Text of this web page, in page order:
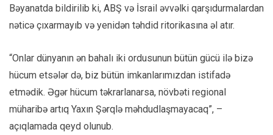
Bəyanatda bildirilib ki, ABŞ və İsrail əvvəlki qarşıdurmalardan
nəticə çıxarmayıb və yenidən təhdid ritorikasına əl atır.
“Onlar dünyanın ən bahalı iki ordusunun bütün gücü ilə bizə
hücum etsələr də, biz bütün imkanlarımızdan istifadə
etmədik. Əgər hücum təkrarlanarsa, növbəti regional
müharibə artıq Yaxın Şərqlə məhdudlaşmayacaq”, –
açıqlamada qeyd olunub.